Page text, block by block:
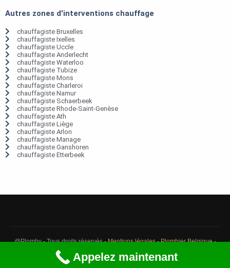
Autres zones d'interventions chauffage
chauffagiste Bruxelles
chauffagiste Ixelles
chauffagiste Uccle
chauffagiste Anderlecht
chauffagiste Waterloo
chauffagiste Tubize
chauffagiste Mons
chauffagiste Charleroi
chauffagiste Namur
chauffagiste Schaerbeek
chauffagiste Rhode-Saint-Genèse
chauffagiste Ath
chauffagiste Liège
chauffagiste Arlon
chauffagiste Manage
chauffagiste Ganshoren
chauffagiste Etterbeek
@Plomby - Tous droits réservés -Mentions légales-Plombier Belgique-
Débouchage Belgique
Appelez maintenant